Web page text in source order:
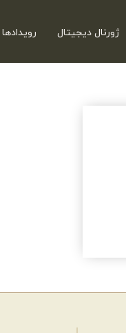
ژورنال دیجیتال رویدادها